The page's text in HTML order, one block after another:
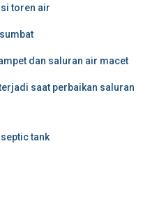
toren air
dan saluran air macet
saat perbaikan saluran
tank